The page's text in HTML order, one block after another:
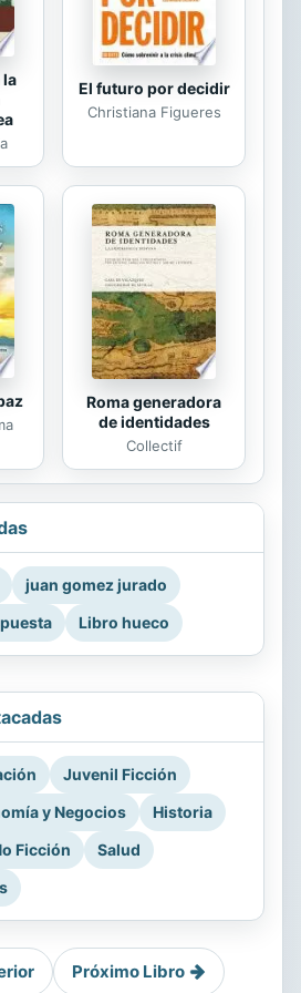
El futuro por decidir
Christiana Figueres
Roma generadora
de identidades
Collectif
juan gomez jurado
Libro hueco
Juvenil Ficción
y Negocios
Historia
Ficción
Salud
Próximo Libro